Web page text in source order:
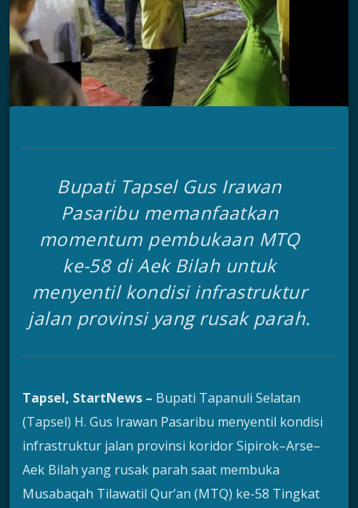
Bupati Tapsel Gus Irawan
Pasaribu memanfaatkan
momentum pembukaan MTQ
ke-58 di Aek Bilah untuk
menyentil kondisi infrastruktur
jalan provinsi yang rusak parah.
Tapsel, StartNews – Bupati Tapanuli Selatan
(Tapsel) H. Gus Irawan Pasaribu menyentil kondisi
infrastruktur jalan provinsi koridor Sipirok–Arse–
Aek Bilah yang rusak parah saat membuka
Musabaqah Tilawatil Qur’an (MTQ) ke-58 Tingkat